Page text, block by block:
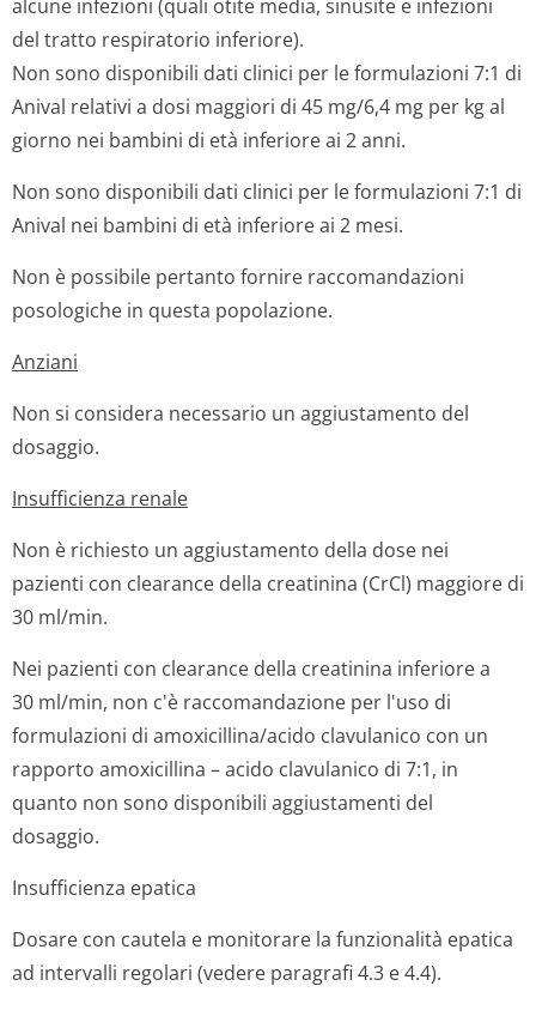
alcune infezioni (quali otite media, sinusite e infezioni
del tratto respiratorio inferiore).
Non sono disponibili dati clinici per le formulazioni 7:1 di
Anival relativi a dosi maggiori di 45 mg/6,4 mg per kg al
giorno nei bambini di età inferiore ai 2 anni.
Non sono disponibili dati clinici per le formulazioni 7:1 di
Anival nei bambini di età inferiore ai 2 mesi.
Non è possibile pertanto fornire raccomandazioni
posologiche in questa popolazione.
Anziani
Non si considera necessario un aggiustamento del
dosaggio.
Insufficienza renale
Non è richiesto un aggiustamento della dose nei
pazienti con clearance della creatinina (CrCl) maggiore di
30 ml/min.
Nei pazienti con clearance della creatinina inferiore a
30 ml/min, non c'è raccomandazione per l'uso di
formulazioni di amoxicillina/acido clavulanico con un
rapporto amoxicillina – acido clavulanico di 7:1, in
quanto non sono disponibili aggiustamenti del
dosaggio.
Insufficienza epatica
Dosare con cautela e monitorare la funzionalità epatica
ad intervalli regolari (vedere paragrafi 4.3 e 4.4).